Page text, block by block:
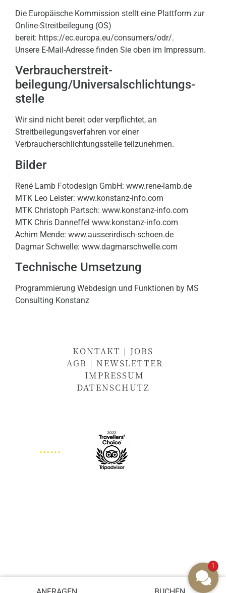
Die Europäische Kommission stellt eine Plattform zur
Online-Streitbeilegung (OS)
bereit: https://ec.europa.eu/consumers/odr/.
Unsere E-Mail-Adresse finden Sie oben im Impressum.
Verbraucher­streit­
beilegung/Universal­schlichtungs­
stelle
Wir sind nicht bereit oder verpflichtet, an
Streitbeilegungsverfahren vor einer
Verbraucherschlichtungsstelle teilzunehmen.
Bilder
René Lamb Fotodesign GmbH: www.rene-lamb.de
MTK Leo Leister: www.konstanz-info.com
MTK Christoph Partsch: www.konstanz-info.com
MTK Chris Danneffel www.konstanz-info.com
Achim Mende: www.ausserirdisch-schoen.de
Dagmar Schwelle: www.dagmarschwelle.com
Technische Umsetzung
Programmierung Webdesign und Funktionen by MS
Consulting Konstanz
KONTAKT | JOBS
AGB | NEWSLETTER
IMPRESSUM
DATENSCHUTZ
1